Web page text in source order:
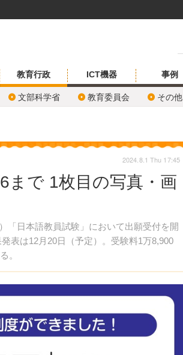
教育行政
文部科学省 教育委員会 その他
ICT機器 事例
まで 1枚目の写真・画
「日本語教員試験」において出願受付を開
表は12月20日（予定）。受験料1万8,900
。
2024.8.1 Thu 17:45